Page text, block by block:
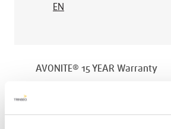
EN
AVONITE® 15 YEAR Warranty